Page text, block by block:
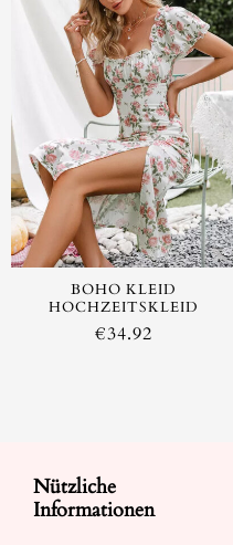
AUSVERKAUFT
BOHO KLEID
HOCHZEITSKLEID
€34.92
Nützliche
Informationen